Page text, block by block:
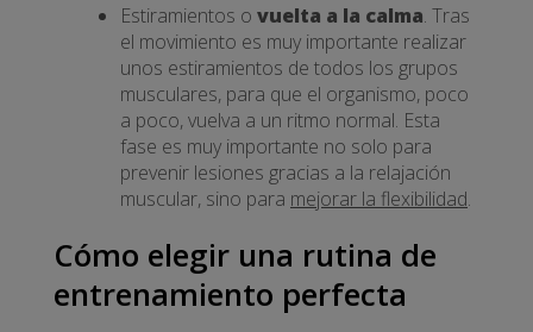
Estiramientos o vuelta a la calma. Tras
el movimiento es muy importante realizar
unos estiramientos de todos los grupos
musculares, para que el organismo, poco
a poco, vuelva a un ritmo normal. Esta
fase es muy importante no solo para
prevenir lesiones gracias a la relajación
muscular, sino para mejorar la flexibilidad.
Cómo elegir una rutina de
entrenamiento perfecta